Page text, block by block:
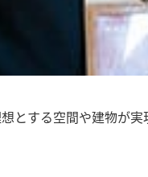
とする空間や建物が